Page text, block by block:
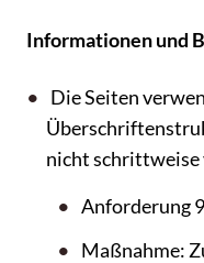
Informationen und
Die Seiten
nicht schrittweise
Anforderung
Maßnahme: